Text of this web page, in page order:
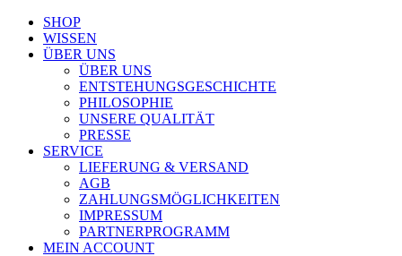
SHOP
WISSEN
ÜBER UNS
ÜBER UNS
ENTSTEHUNGSGESCHICHTE
PHILOSOPHIE
UNSERE QUALITÄT
PRESSE
SERVICE
LIEFERUNG & VERSAND
AGB
ZAHLUNGSMÖGLICHKEITEN
IMPRESSUM
PARTNERPROGRAMM
MEIN ACCOUNT